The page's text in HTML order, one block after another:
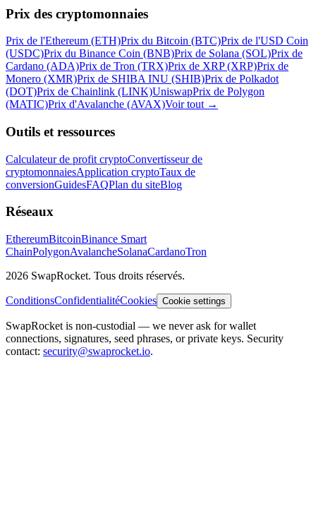
Prix des cryptomonnaies
Prix de l'Ethereum (ETH)Prix du Bitcoin (BTC)Prix de l'USD Coin
(USDC)Prix du Binance Coin (BNB)Prix de Solana (SOL)Prix de
Cardano (ADA)Prix de Tron (TRX)Prix de XRP (XRP)Prix de
Monero (XMR)Prix de SHIBA INU (SHIB)Prix de Polkadot
(DOT)Prix de Chainlink (LINK)UniswapPrix de Polygon
(MATIC)Prix d'Avalanche (AVAX)Voir tout →
Outils et ressources
Calculateur de profit cryptoConvertisseur de
cryptomonnaiesApplication cryptoTaux de
conversionGuidesFAQPlan du siteBlog
Réseaux
EthereumBitcoinBinance Smart
ChainPolygonAvalancheSolanaCardanoTron
2026 SwapRocket. Tous droits réservés.
ConditionsConfidentialitéCookies Cookie settings
SwapRocket is non-custodial — we never ask for wallet
connections, signatures, seed phrases, or private keys. Security
contact: security@swaprocket.io.